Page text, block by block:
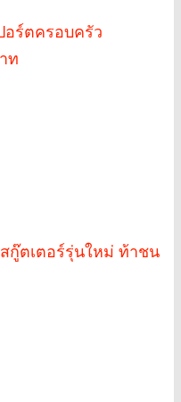
อร์ตครอบครัว
ท
กู๊ตเตอร์รุ่นใหม่ ท้าชน